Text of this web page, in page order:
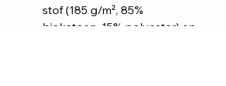
stof (185 g/m², 85%
biokatoen, 15% polyester) en